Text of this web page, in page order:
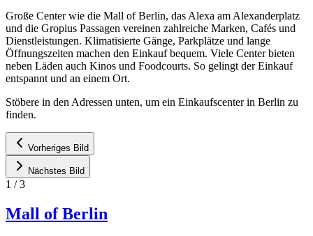
Große Center wie die Mall of Berlin, das Alexa am Alexanderplatz
und die Gropius Passagen vereinen zahlreiche Marken, Cafés und
Dienstleistungen. Klimatisierte Gänge, Parkplätze und lange
Öffnungszeiten machen den Einkauf bequem. Viele Center bieten
neben Läden auch Kinos und Foodcourts. So gelingt der Einkauf
entspannt und an einem Ort.
Stöbere in den Adressen unten, um ein Einkaufscenter in Berlin zu
finden.
Vorheriges Bild
Nächstes Bild
1 /3
Mall of Berlin